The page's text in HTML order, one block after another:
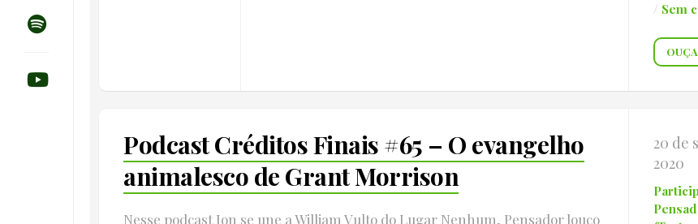
/ Sem
Podcast Créditos Finais #65 – O evangelho
animalesco de Grant Morrison
Nesse podcast Jon se une a William Vulto do Lugar Nenhum, Pensador louco
20 de
2020